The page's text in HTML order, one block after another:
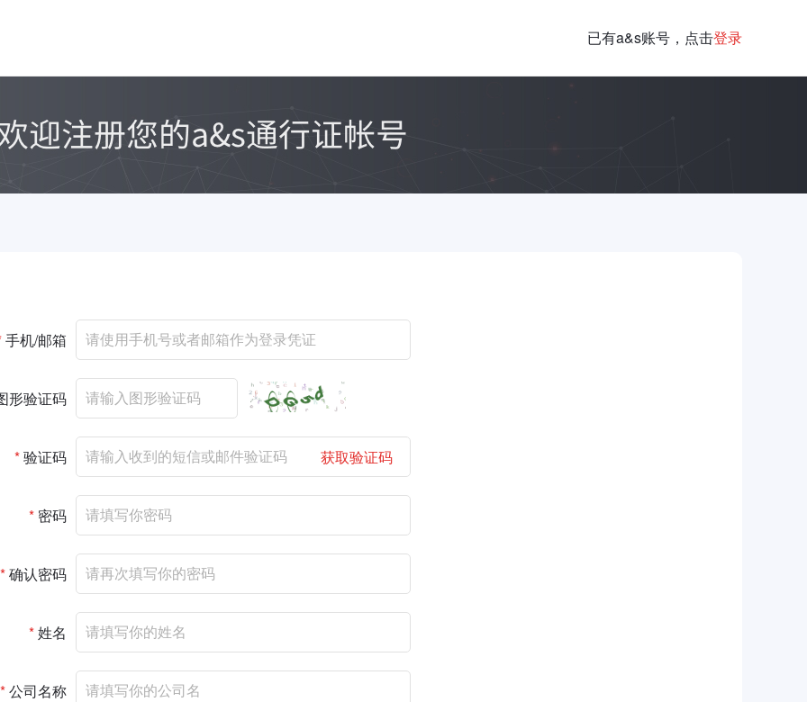
已有a&s账号，点击登录
手机/邮箱
形验证码
*验证码 获取验证码
* 密码
*确认密码
*姓名
*公司名称